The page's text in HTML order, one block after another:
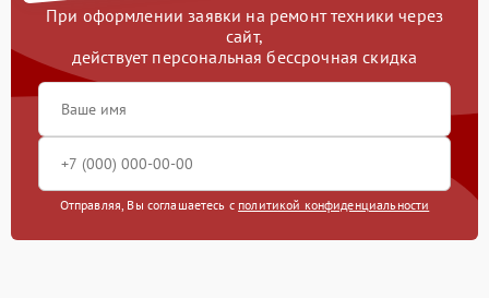
При оформлении заявки на ремонт техники через
сайт,
действует персональная бессрочная скидка
Отправляя, Вы соглашаетесь с политикой конфиденциальности